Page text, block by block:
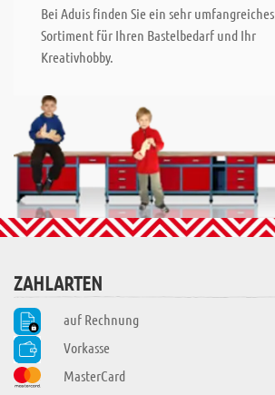
Bei Aduis finden Sie ein sehr umfangreiches
Sortiment für Ihren Bastelbedarf und Ihr
Kreativhobby.
ZAHLARTEN
auf Rechnung
Vorkasse
MasterCard